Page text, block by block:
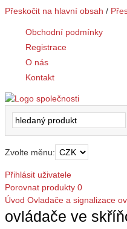
Přeskočit na hlavní obsah /
Obchodní podmínky
Registrace
O nás
Kontakt
Zvolte měnu:
Přihlásit uživatele
Porovnat produkty 0
Úvod Ovladače a signalizace
ovládače ve